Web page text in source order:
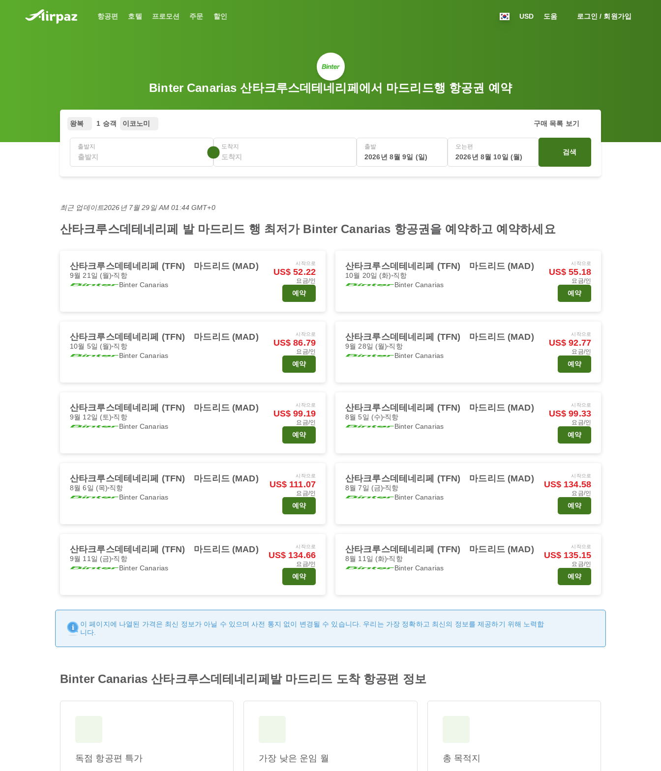
항공편 호텔 프로모션 주문 할인 USD 도움 로그인 / 회원가입
Binter Canarias 산타크루스데테네리페에서 마드리드행 항공권 예약
왕복 1 승객 이코노미 구매 목록 보기
출발지 도착지 출발
2026년 8월 9일 (일)
오는편
2026년 8월 10일 (월)
검색
최근 업데이트2026년 7월 29일 AM 01:44 GMT+0
산타크루스데테네리페 발 마드리드 행 최저가 Binter Canarias 항공권을 예약하고 예약하세요
산타크루스데테네리페 (TFN) 마드리드 (MAD)
9월 21일 (월) 직항
Binter Canarias
시작으로
US$ 52.22
요금/인
예약
산타크루스데테네리페 (TFN) 마드리드 (MAD)
10월 20일 (화) 직항
Binter Canarias
시작으로
US$ 55.18
요금/인
예약
산타크루스데테네리페 (TFN) 마드리드 (MAD)
10월 5일 (월) 직항
Binter Canarias
시작으로
US$ 86.79
요금/인
예약
산타크루스데테네리페 (TFN) 마드리드 (MAD)
9월 28일 (월) 직항
Binter Canarias
시작으로
US$ 92.77
요금/인
예약
산타크루스데테네리페 (TFN) 마드리드 (MAD)
9월 12일 (토) 직항
Binter Canarias
시작으로
US$ 99.19
요금/인
예약
산타크루스데테네리페 (TFN) 마드리드 (MAD)
8월 5일 (수) 직항
Binter Canarias
시작으로
US$ 99.33
요금/인
예약
산타크루스데테네리페 (TFN) 마드리드 (MAD)
8월 6일 (목) 직항
Binter Canarias
시작으로
US$ 111.07
요금/인
예약
산타크루스데테네리페 (TFN) 마드리드 (MAD)
8월 7일 (금) 직항
Binter Canarias
시작으로
US$ 134.58
요금/인
예약
산타크루스데테네리페 (TFN) 마드리드 (MAD)
9월 11일 (금) 직항
Binter Canarias
시작으로
US$ 134.66
요금/인
예약
산타크루스데테네리페 (TFN) 마드리드 (MAD)
8월 11일 (화) 직항
Binter Canarias
시작으로
US$ 135.15
요금/인
예약
이 페이지에 나열된 가격은 최신 정보가 아닐 수 있으며 사전 통지 없이 변경될 수 있습니다. 우리는 가장 정확하고 최신의 정보를 제공하기 위해 노력합
니다.
Binter Canarias 산타크루스데테네리페발 마드리드 도착 항공편 정보
독점 항공편 특가 가장 낮은 운임 월 총 목적지